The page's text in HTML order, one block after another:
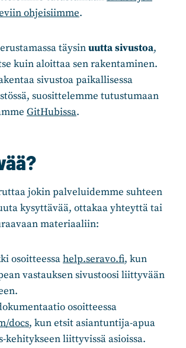
ohjeisiimme.
täysinuutta sivustoa,
kuin aloittaa sen rakentaminen.
sivustoa paikallisessa
suosittelemme tutustumaan
GitHubissa.
jokin palveluidemme suhteen
kysyttävää, ottakaa yhteyttä tai
materiaaliin:
osoitteessahelp.seravo.fi, kun
vastauksen sivustoosi liittyvään
osoitteessa
docs, kun etsit asiantuntija-apua
kehitykseen liittyvissä asioissa.